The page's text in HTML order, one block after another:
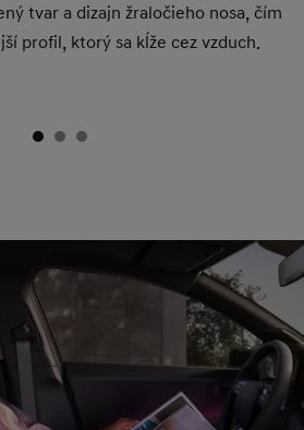
tvar a dizajn žraločieho nosa, čím
profil, ktorý sa kĺže cez vzduch.